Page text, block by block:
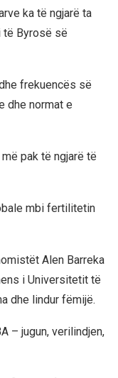
ka të ngjarë ta
të Byrosë së
frekuencës së
dhe normat e
pak të ngjarë të
mbi fertilitetin
Alen Barreka
i Universitetit të
dhe lindur fëmijë.
– jugun, verilindjen,